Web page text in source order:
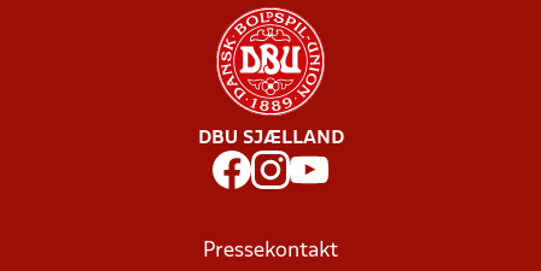
DBU SJÆLLAND
Pressekontakt